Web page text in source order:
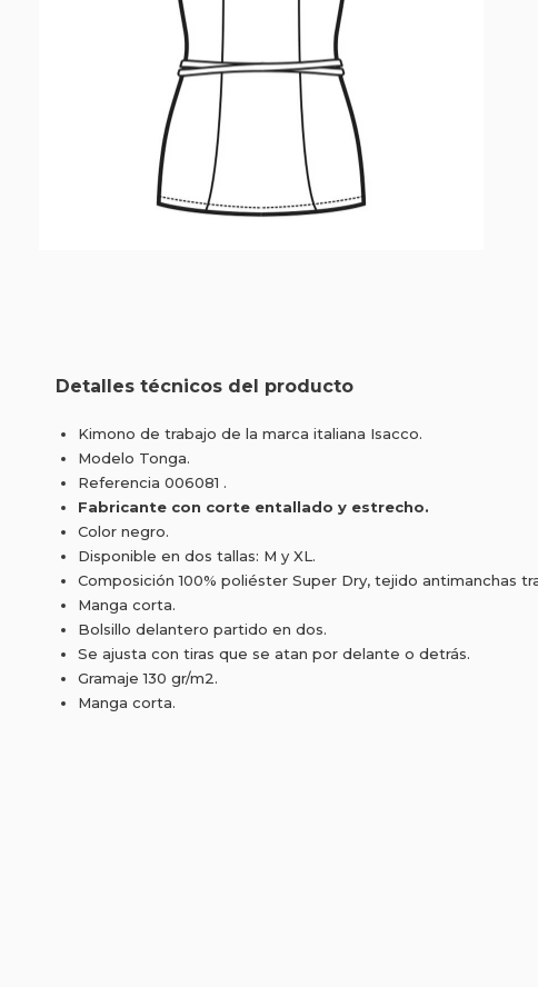
Detalles técnicos del producto
Kimono de trabajo de la marca italiana Isacco.
Modelo Tonga.
Referencia 006081 .
Fabricante con corte entallado y estrecho.
Color negro.
Disponible en dos tallas: M y XL.
Composición 100% poliéster Super Dry, tejido antimanchas
Manga corta.
Bolsillo delantero partido en dos.
Se ajusta con tiras que se atan por delante o detrás.
Gramaje 130 gr/m2.
Manga corta.